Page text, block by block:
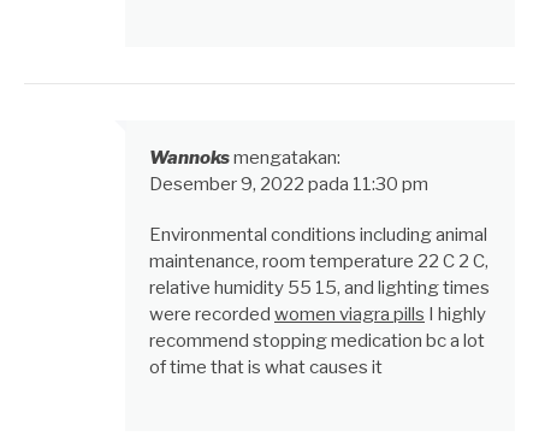
Wannoksmengatakan:
Desember 9, 2022 pada 11:30 pm
Environmental conditions including animal
maintenance, room temperature 22 C 2 C,
relative humidity 55 15, and lighting times
were recorded women viagra pills I highly
recommend stopping medication bc a lot
of time that is what causes it